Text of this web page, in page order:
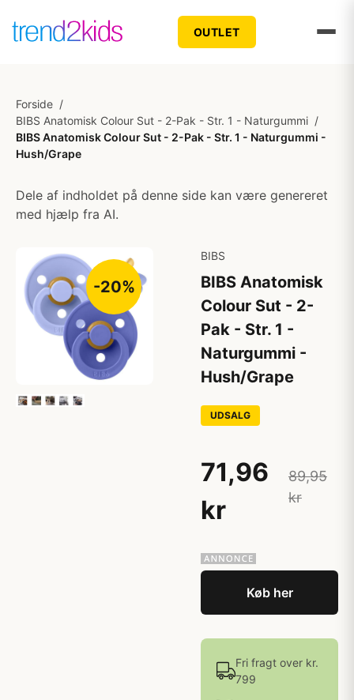
OUTLET
Forside /
BIBS Anatomisk Colour Sut - 2-Pak - Str. 1 - Naturgummi /
BIBS Anatomisk Colour Sut - 2-Pak - Str. 1 - Naturgummi -
Hush/Grape
Dele af indholdet på denne side kan være genereret
med hjælp fra AI.
-20%
BIBS
BIBS Anatomisk
Colour Sut - 2-
Pak - Str. 1 -
Naturgummi -
Hush/Grape
UDSALG
71,96
kr
89,95
kr
Køb her
Fri fragt over kr.
799